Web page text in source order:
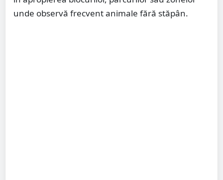
unde observă frecvent animale fără stăpân.